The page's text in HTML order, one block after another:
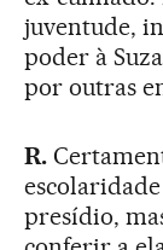
juventude,
poder à
por outras
R.
presídio,